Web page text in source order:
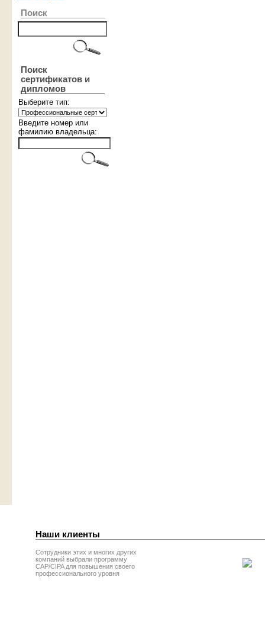
Поиск
Поиск
сертификатов и
дипломов
Выберите тип:
Введите номер или
фамилию владельца:
Наши клиенты
Сотрудники этих и многих других
компаний выбрали программу
CAP/CIPA для повышения своего
профессионального уровня